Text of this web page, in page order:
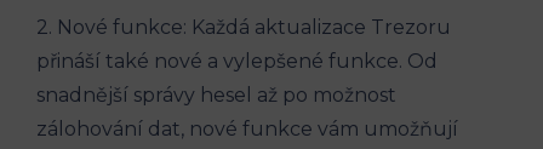
2. Nové funkce: Každá aktualizace Trezoru
přináší také nové a vylepšené funkce. Od
snadnější správy hesel až po možnost
zálohování dat, nové funkce vám umožňují